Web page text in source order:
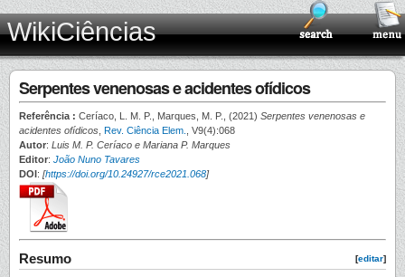
WikiCiências
Serpentes venenosas e acidentes ofídicos
Referência : Ceríaco, L. M. P., Marques, M. P., (2021) Serpentes venenosas e
acidentes ofídicos Rev. Ciência Elem.
, V9(4):068
Autor: Luis M. P. Ceríaco e Mariana P. Marques
Editor: João Nuno Tavares
DOI: [https://doi.org/10.24927/rce2021.068]
[editar]
Resumo